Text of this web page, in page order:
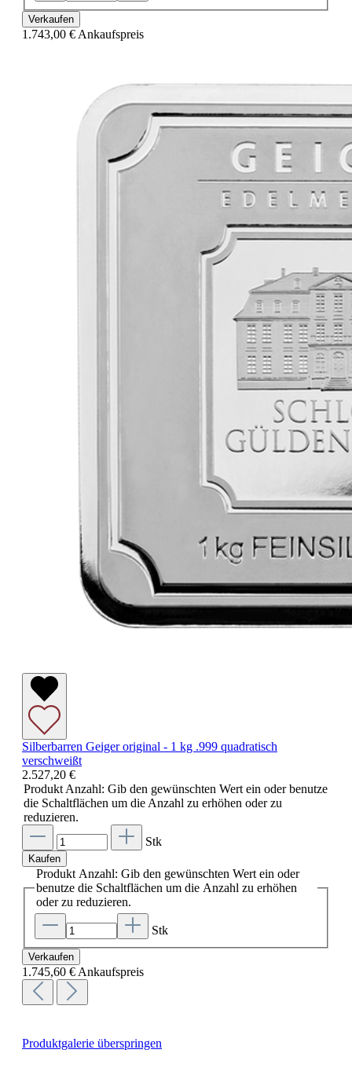
Verkaufen
1.743,00 € Ankaufspreis
Silberbarren Geiger original - 1 kg .999 quadratisch
verschweißt
2.527,20 €
Produkt Anzahl: Gib den gewünschten Wert ein oder benutze
die Schaltflächen um die Anzahl zu erhöhen oder zu
reduzieren.
Stk
Kaufen
Produkt Anzahl: Gib den gewünschten Wert ein oder
benutze die Schaltflächen um die Anzahl zu erhöhen
oder zu reduzieren.
Stk
Verkaufen
1.745,60 € Ankaufspreis
Produktgalerie überspringen